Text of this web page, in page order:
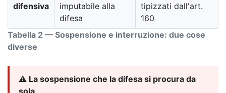
Tabella 2 — Sospensione e interruzione: due cose
diverse
difensiva
imputabile alla
difesa
tipizzati dall'art.
160
⚠️ La sospensione che la difesa si procura da
sola